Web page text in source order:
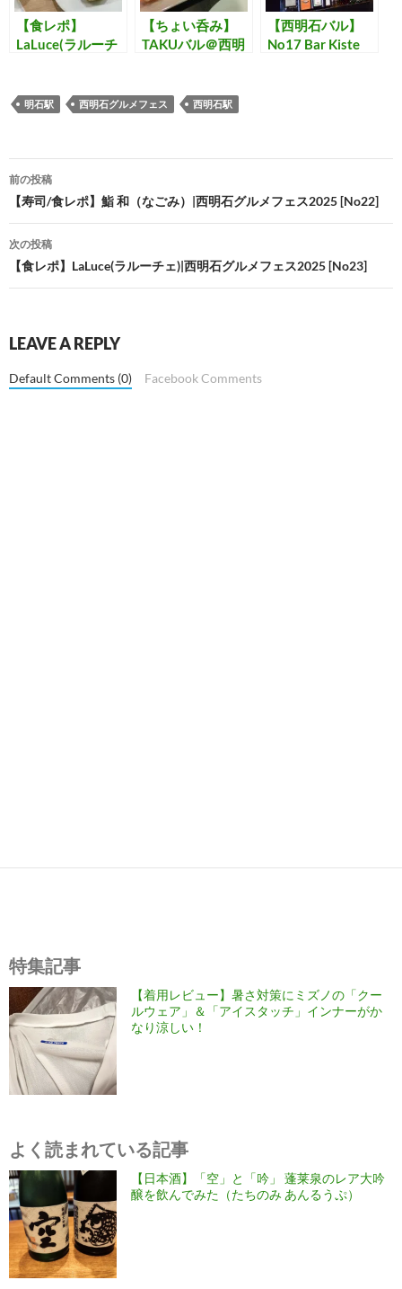
【食レポ】
LaLuce(ラルーチ
[No23]
【ちょい呑み】
TAKUバル＠西明
【西明石バル】
No17 Bar Kiste
明石駅 西明石グルメフェス 西明石駅
投
稿
ナ
ビ
ゲ
ー
ョ
前の投稿
【寿司/食レポ】鮨 和（なごみ）|西明石グルメフェス2025 [No22]
次の投稿
【食レポ】LaLuce(ラルーチェ)|西明石グルメフェス2025 [No23]
LEAVE A REPLY
Default Comments (0) Facebook Comments
特集記事
【着用レビュー】暑さ対策にミズノの「クー
ルウェア」＆「アイスタッチ」インナーがか
なり涼しい！
よく読まれている記事
【日本酒】「空」と「吟」 蓬莱泉のレア大吟
醸を飲んでみた（たちのみ あんるうぷ）